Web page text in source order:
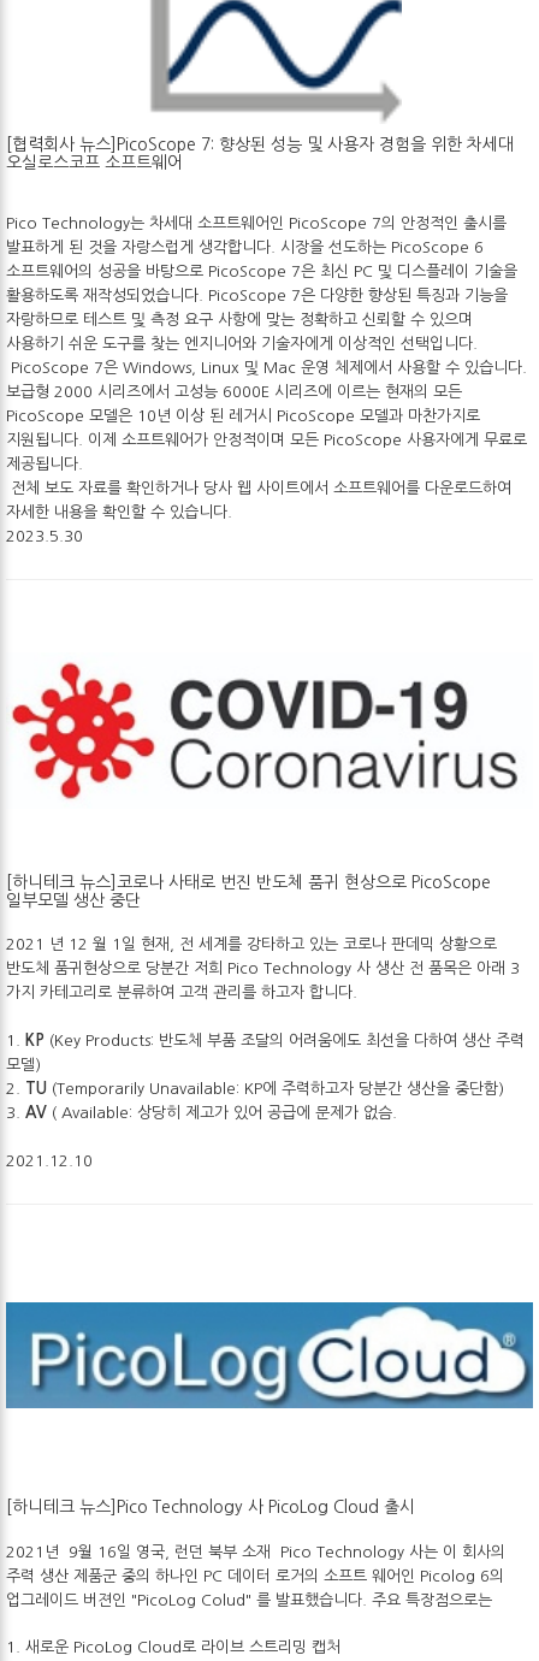
[협력회사 뉴스]PicoScope 7: 향상된 성능 및 사용자 경험을 위한 차세대
오실로스코프 소프트웨어
Pico Technology는 차세대 소프트웨어인 PicoScope 7의 안정적인 출시를
발표하게 된 것을 자랑스럽게 생각합니다. 시장을 선도하는 PicoScope 6
소프트웨어의 성공을 바탕으로 PicoScope 7은 최신 PC 및 디스플레이 기술을
활용하도록 재작성되었습니다. PicoScope 7은 다양한 향상된 특징과 기능을
자랑하므로 테스트 및 측정 요구 사항에 맞는 정확하고 신뢰할 수 있으며
사용하기 쉬운 도구를 찾는 엔지니어와 기술자에게 이상적인 선택입니다.
PicoScope 7은 Windows, Linux 및 Mac 운영 체제에서 사용할 수 있습니다.
보급형 2000 시리즈에서 고성능 6000E 시리즈에 이르는 현재의 모든
PicoScope 모델은 10년 이상 된 레거시 PicoScope 모델과 마찬가지로
지원됩니다. 이제 소프트웨어가 안정적이며 모든 PicoScope 사용자에게 무료로
제공됩니다.
전체 보도 자료를 확인하거나 당사 웹 사이트에서 소프트웨어를 다운로드하여
자세한 내용을 확인할 수 있습니다.
2023.5.30
[하니테크 뉴스]코로나 사태로 번진 반도체 품귀 현상으로 PicoScope
일부모델 생산 중단
2021 년 12 월 1일 현재, 전 세계를 강타하고 있는 코로나 판데믹 상황으로
반도체 품귀현상으로 당분간 저희 Pico Technology 사 생산 전 품목은 아래 3
가지 카테고리로 분류하여 고객 관리를 하고자 합니다.
1. KP (Key Products: 반도체 부품 조달의 어려움에도 최선을 다하여 생산 주력
모델)
2.
TU (Temporarily Unavailable: KP에 주력하고자 당분간 생산을 중단함)
3. AV ( Available: 상당히 제고가 있어 공급에 문제가 없슴.
2021.12.10
[하니테크 뉴스]Pico Technology 사 PicoLog Cloud 출시
2021년 9월 16일 영국, 런던 북부 소재 Pico Technology 사는 이 회사의
주력 생산 제품군 중의 하나인 PC 데이터 로거의 소프트 웨어인 Picolog 6의
업그레이드 버젼인 "PicoLog Colud" 를 발표했습니다. 주요 특장점으로는
1. 새로운 PicoLog Cloud로 라이브 스트리밍 캡처